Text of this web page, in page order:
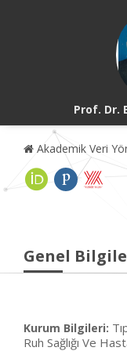
Prof. Dr.
Akademik Veri
Genel
Kurum Bilgileri:
Ruh Sağlığı Ve